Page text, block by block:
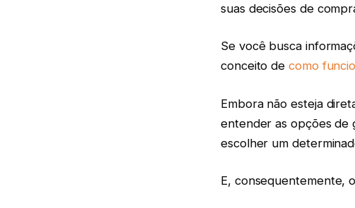
suas decisões de
Se você busca
conceito decomo
Embora não esteja
entender as opções de
escolher um
E, consequentemente,